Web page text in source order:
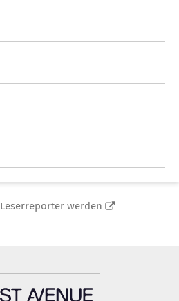
Leserreporter werden